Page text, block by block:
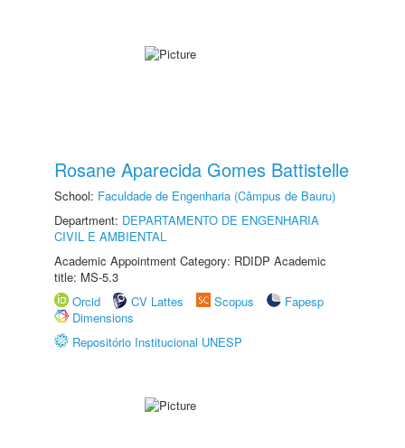
Rosane Aparecida Gomes Battistelle
School: Faculdade de Engenharia (Câmpus de Bauru)
Department: DEPARTAMENTO DE ENGENHARIA
CIVIL E AMBIENTAL
Academic Appointment Category: RDIDP Academic
title: MS-5.3
Orcid
CV Lattes Scopus
Fapesp
Dimensions
Repositório Institucional UNESP